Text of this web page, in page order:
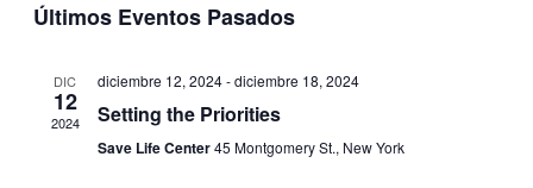
fecha.
Últimos Eventos Pasados
DIC
12
2024
diciembre 12, 2024-diciembre 18, 2024
Setting the Priorities
Save Life Center45 Montgomery St., New York